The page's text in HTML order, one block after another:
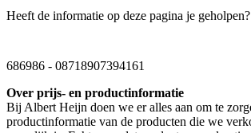
Heeft de informatie op deze pagina je geholpen?
686986 - 08718907394161
Over prijs- en productinformatie
Bij Albert Heijn doen we er alles aan om te
productinformatie van de producten die we